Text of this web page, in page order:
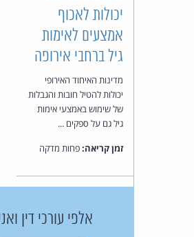
יכולות לאכוף
אמצעים לאימות
גיל ברחבי אירופה
מדינות האיחוד האירופי
יכולות להטיל חובות והגבלות
של שימוש באמצעי אימות
גיל גם על ספקים ...
זמן קריאה:פחות מדקה
אלפי עורכי דין